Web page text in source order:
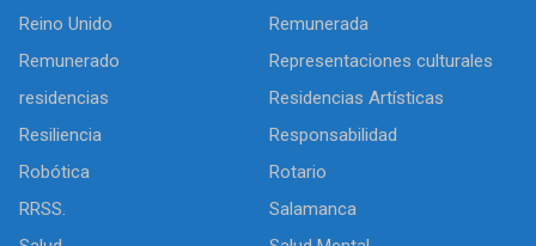
Reino Unido
Remunerada
Remunerado
Representaciones culturales
residencias
Residencias Artísticas
Resiliencia
Responsabilidad
Robótica
Rotario
RRSS.
Salamanca